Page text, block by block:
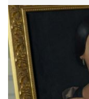
Tylovo dílo Poslední
veršů, do kterého se